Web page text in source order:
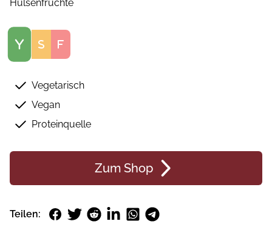
Hülsenfrüchte
Score
Vegetarisch
Vegan
Proteinquelle
Zum Shop
Teilen: Facebook
TwitterRedditLinkedInWhatsApp
Telegram